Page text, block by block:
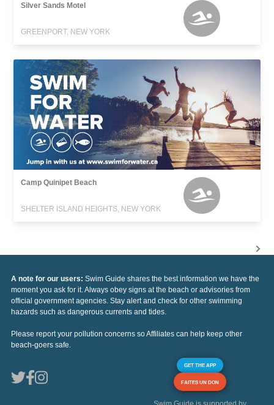
Silver Sands Motel
GREENPORT, NEW YORK
Camp Quinipet Beach
SHELTER ISLAND HEIGHTS, NEW YORK
A note for our users: Swim Guide shares the best information we have the
moment you ask for it. Always obey signs at the beach or advisories from
official government agencies. Stay alert and check for other swimming
hazards such as dangerous currents and tides.
Please report your pollution concerns so Affiliates can help keep other
beach-goers safe.
GET THE APP
FAITES UN DON